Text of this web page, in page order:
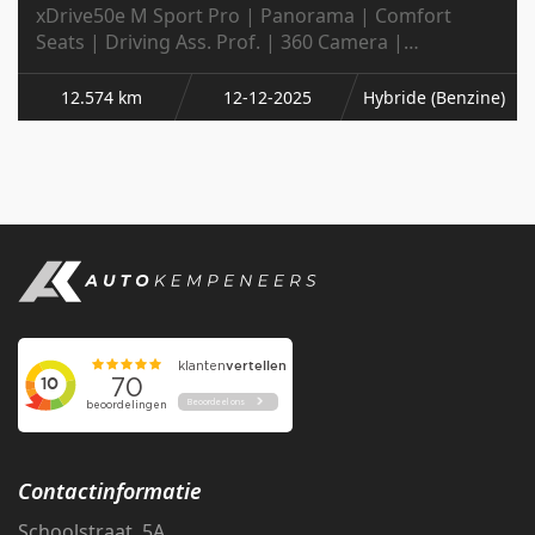
xDrive50e M Sport Pro | Panorama | Comfort
Seats | Driving Ass. Prof. | 360 Camera |
Harman/Kardon | Trekhaak |
12.574 km 12-12-2025 Hybride (Benzine)
Contactinformatie